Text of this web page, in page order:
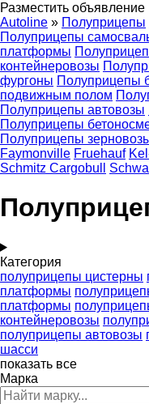
Разместить объявление
Autoline » Полуприцепы
Полуприцепы
платформы
контейнеровозы
фургоны Полуприцепы
подвижным полом
Полуприцепы автовозы
Полуприцепы
Полуприцепы
Faymonville Fruehauf
Schmitz Cargobull
Категория
полуприцепы цистерны
платформы
платформы
контейнеровозы
полуприцепы автовозы
шасси
показать все
Марка